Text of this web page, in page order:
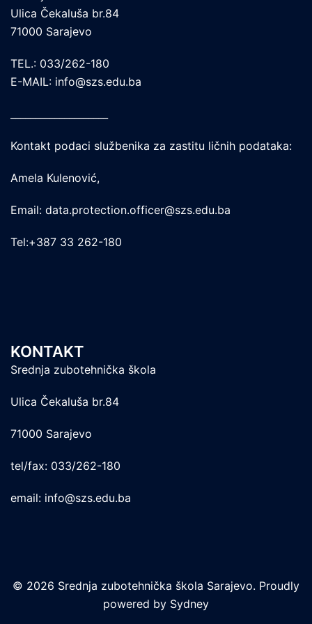
Ulica Čekaluša br.84
71000 Sarajevo
TEL.: 033/262-180
E-MAIL: info@szs.edu.ba
Kontakt podaci službenika za zastitu ličnih podataka:
Amela Kulenović,
Email: data.protection.officer@szs.edu.ba
Tel:+387 33 262-180
KONTAKT
Srednja zubotehnička škola
Ulica Čekaluša br.84
71000 Sarajevo
tel/fax: 033/262-180
email: info@szs.edu.ba
© 2026 Srednja zubotehnička škola Sarajevo. Proudly
powered by Sydney